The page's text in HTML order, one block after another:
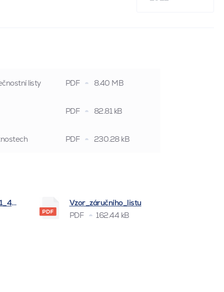
listy PDF 8.40 MB
PDF 82.81 kB
PDF 230.28 kB
Vzor_záručního_listu
PDF
162.44 kB